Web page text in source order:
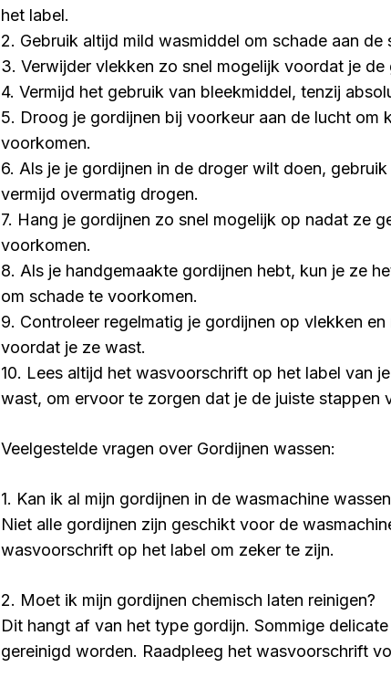
het label.
2. Gebruik altijd mild wasmiddel om schade aan
3. Verwijder vlekken zo snel mogelijk voordat je de
4. Vermijd het gebruik van bleekmiddel, tenzij
5. Droog je gordijnen bij voorkeur aan de lucht om
voorkomen.
6. Als je je gordijnen in de droger wilt doen,
vermijd overmatig drogen.
7. Hang je gordijnen zo snel mogelijk op nadat ze
voorkomen.
8. Als je handgemaakte gordijnen hebt, kun je ze
om schade te voorkomen.
9. Controleer regelmatig je gordijnen op vlekken
voordat je ze wast.
10. Lees altijd het wasvoorschrift op het label van
wast, om ervoor te zorgen dat je de juiste stappen
Veelgestelde vragen over Gordijnen wassen:
1. Kan ik al mijn gordijnen in de wasmachine
Niet alle gordijnen zijn geschikt voor de
wasvoorschrift op het label om zeker te zijn.
2. Moet ik mijn gordijnen chemisch laten reinigen?
Dit hangt af van het type gordijn. Sommige
gereinigd worden. Raadpleeg het wasvoorschrift